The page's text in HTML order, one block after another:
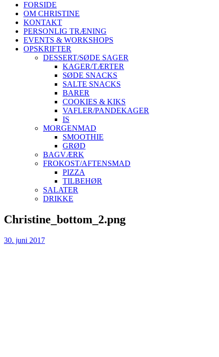
FORSIDE
OM CHRISTINE
KONTAKT
PERSONLIG TRÆNING
EVENTS & WORKSHOPS
OPSKRIFTER
DESSERT/SØDE SAGER
KAGER/TÆRTER
SØDE SNACKS
SALTE SNACKS
BARER
COOKIES & KIKS
VAFLER/PANDEKAGER
IS
MORGENMAD
SMOOTHIE
GRØD
BAGVÆRK
FROKOST/AFTENSMAD
PIZZA
TILBEHØR
SALATER
DRIKKE
Skip
to
Christine_bottom_2.png
30. juni 2017